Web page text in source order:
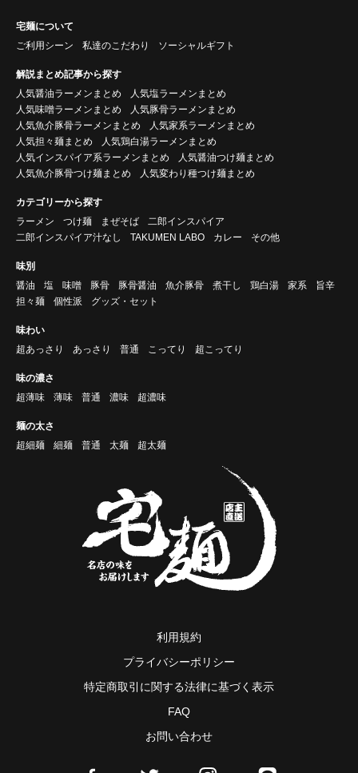
宅麺について
ご利用シーン
私達のこだわり ソーシャルギフト
解説まとめ記事から探す
人気醤油ラーメンまとめ
人気塩ラーメンまとめ
人気味噌ラーメンまとめ
人気豚骨ラーメンまとめ
人気魚介豚骨ラーメンまとめ
人気家系ラーメンまとめ
人気担々麺まとめ
人気鶏白湯ラーメンまとめ
人気インスパイア系ラーメンまとめ
人気醤油つけ麺まとめ
人気魚介豚骨つけ麺まとめ
人気変わり種つけ麺まとめ
カテゴリーから探す
ラーメン
つけ麺 まぜそば
二郎インスパイア
二郎インスパイア汁なし
TAKUMEN LABO カレー その他
味別
醤油
塩 味噌 豚骨 豚骨醤油 魚介豚骨 煮干し 鶏白湯 家系
旨辛
担々麺
個性派 グッズ・セット
味わい
超あっさり
あっさり 普通 こってり 超こってり
味の濃さ
超薄味
薄味 普通 濃味 超濃味
麺の太さ
超細麺
細麺 普通 太麺 超太麺
利用規約
プライバシーポリシー
特定商取引に関する法律に基づく表示
FAQ
お問い合わせ